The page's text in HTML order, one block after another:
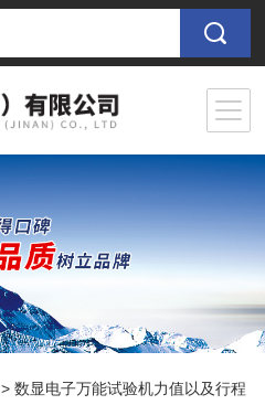
>数显电子万能试验机力值以及行程